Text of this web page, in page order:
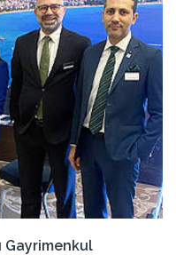
Gayrimenkul